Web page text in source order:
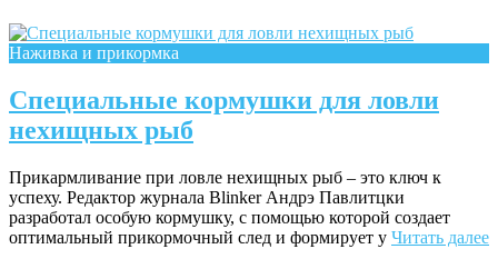
Наживка и прикормка
Специальные кормушки для ловли
нехищных рыб
Прикармливание при ловле нехищных рыб – это ключ к
успеху. Редактор журнала Blinker Андрэ Павлитцки
разработал особую кормушку, с помощью которой создает
оптимальный прикормочный след и формирует у Читать далее